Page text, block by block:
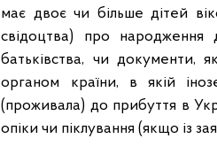
має двоє чи більше дітей
свідоцтва) про народження
батьківства, чи документи,
органом країни, в якій
(проживала) до прибуття в
опіки чи піклування (якщо із